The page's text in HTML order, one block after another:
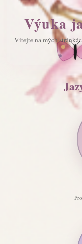
Výuka
Vítejte na mých